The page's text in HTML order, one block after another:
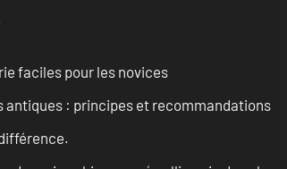
faciles pour les novices
antiques : principes et recommandations